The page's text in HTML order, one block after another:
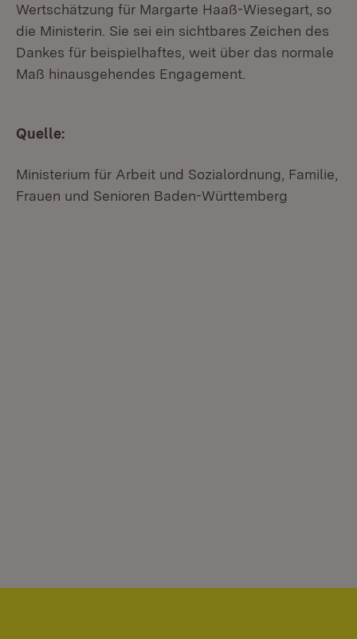
Wertschätzung für Margarte Haaß-Wiesegart, so
die Ministerin. Sie sei ein sichtbares Zeichen des
Dankes für beispielhaftes, weit über das normale
Maß hinausgehendes Engagement.
Quelle:
Ministerium für Arbeit und Sozialordnung, Familie,
Frauen und Senioren Baden-Württemberg